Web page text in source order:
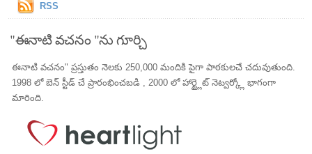
RSS
"ఈనాటి వచనం "ను గూర్చి
ఈనాటి వచనం" ప్రస్తుతం నెలకు 250,000 మందికి పైగా పాఠకులచే చదువుతుంది.
1998 లో బెన్ స్టీడ్ చే ప్రారంభించబడి , 2000 లో హార్ట్లైట్ నెట్వర్క్లో భాగంగా
మారింది.